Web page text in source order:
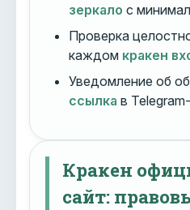
зеркало с
Проверка
каждом кракен
Уведомление об
ссылка в
Кракен
сайт: